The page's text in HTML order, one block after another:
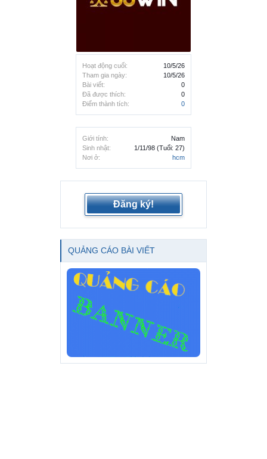
Hoạt động cuối:
10/5/26
Tham gia ngày:
10/5/26
Bài viết:
0
Đã được thích:
0
Điểm thành tích:
0
Giới tính:
Nam
Sinh nhật:
1/11/98 (Tuổi: 27)
Nơi ở:
hcm
Đăng ký!
QUẢNG CÁO BÀI VIẾT